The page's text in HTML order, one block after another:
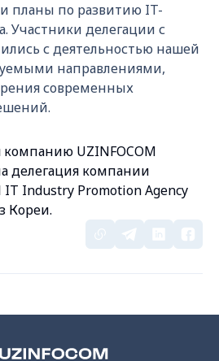
планы по развитию IT-
Участники делегации с
с деятельностью нашей
направлениями,
современных
компанию UZINFOCOM
делегация компании
Industry Promotion Agency
Кореи.